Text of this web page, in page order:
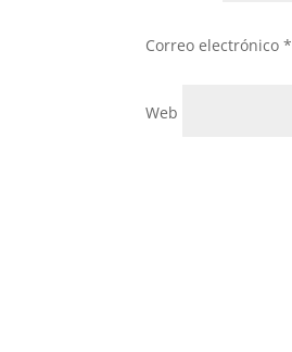
Correo electrónico*
Web